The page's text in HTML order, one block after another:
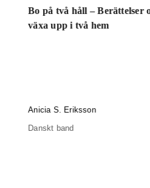
Bo på två håll – Berättelser
växa upp i två hem
Anicia S. Eriksson
Danskt band